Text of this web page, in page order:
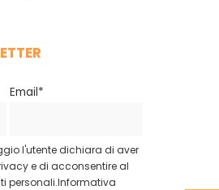
Email*
l'utente dichiara di aver
e di acconsentire al
personali.Informativa